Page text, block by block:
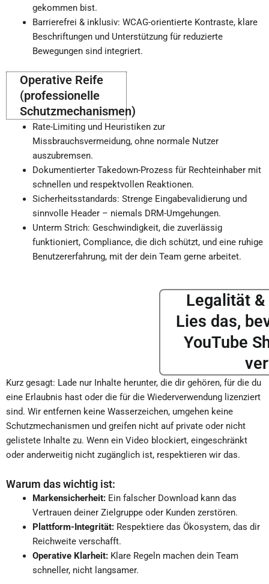
gekommen bist.
Barrierefrei & inklusiv: WCAG-orientierte Kontraste, klare
Beschriftungen und Unterstützung für reduzierte
Bewegungen sind integriert.
Operative Reife
(professionelle
Schutzmechanismen)
Rate-Limiting und Heuristiken zur
Missbrauchsvermeidung, ohne normale Nutzer
auszubremsen.
Dokumentierter Takedown-Prozess für Rechteinhaber mit
schnellen und respektvollen Reaktionen.
Sicherheitsstandards: Strenge Eingabevalidierung und
sinnvolle Header – niemals DRM-Umgehungen.
Unterm Strich: Geschwindigkeit, die zuverlässig
funktioniert, Compliance, die dich schützt, und eine ruhige
Benutzererfahrung, mit der dein Team gerne arbeitet.
Legalität
Lies das,
YouTube
Kurz gesagt: Lade nur Inhalte herunter, die dir gehören, für die du
eine Erlaubnis hast oder die für die Wiederverwendung lizenziert
sind. Wir entfernen keine Wasserzeichen, umgehen keine
Schutzmechanismen und greifen nicht auf private oder nicht
gelistete Inhalte zu. Wenn ein Video blockiert, eingeschränkt
oder anderweitig nicht zugänglich ist, respektieren wir das.
Warum das wichtig ist:
Markensicherheit:Ein falscher Download kann das
Vertrauen deiner Zielgruppe oder Kunden zerstören.
Plattform-Integrität:Respektiere das Ökosystem, das dir
Reichweite verschafft.
Operative Klarheit:Klare Regeln machen dein Team
schneller, nicht langsamer.